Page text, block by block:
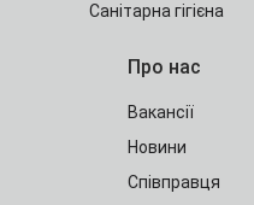
Санітарна гігієна
Про нас
Вакансії
Новини
Співправця